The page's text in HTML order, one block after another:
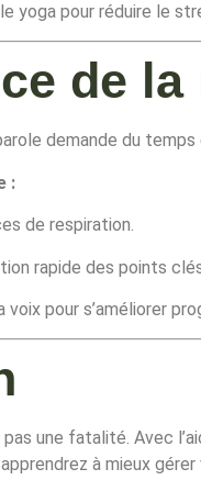
yoga pour réduire le
de
demande du
:
de respiration.
rapide des points
pour s’améliorer
pas une fatalité. Avec
à mieux